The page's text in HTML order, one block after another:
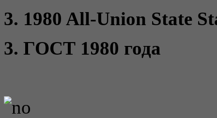
3. 1980 All-Union State
3. ГОСТ 1980 года